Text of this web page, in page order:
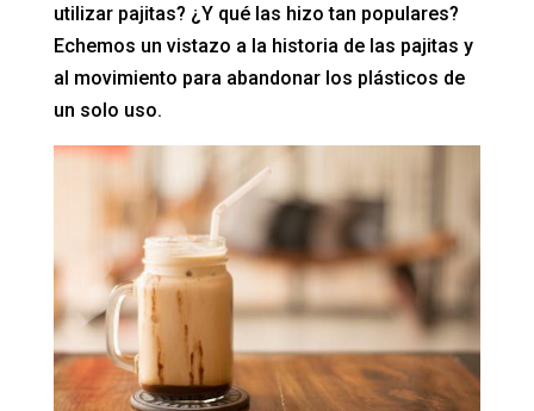
utilizar pajitas? ¿Y qué las hizo tan populares?
Echemos un vistazo a la historia de las pajitas y
al movimiento para abandonar los plásticos de
un solo uso.